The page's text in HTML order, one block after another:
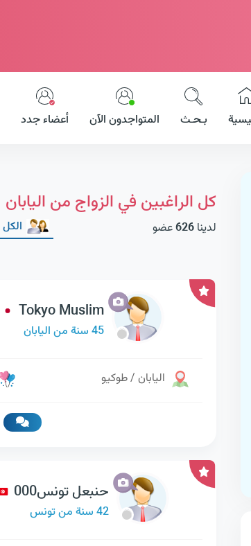
بـحـث المتواجدون الآن أعضاء جدد
كل الراغبين في الزواج من اليابان
لدينا626عضو الكل
Tokyo Muslim
45 سنة من اليابان
اليابان / طوكيو
حنبعل تونس000
42 سنة من تونس